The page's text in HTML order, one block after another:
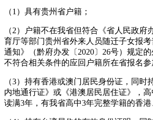
（1）具有贵州省户籍；
（2）户籍不在我省但符合《省人民政府
育厅等部门贵州省外来人员随迁子女报
通知》（黔府办发〔2020〕26号）规定的
不符合相关条件的应回户籍所在省报名参
（3）持有香港或澳门居民身份证，同时
内地通行证》或《港澳居民居住证》，
读满3年，有我省高中3年完整学籍的香港